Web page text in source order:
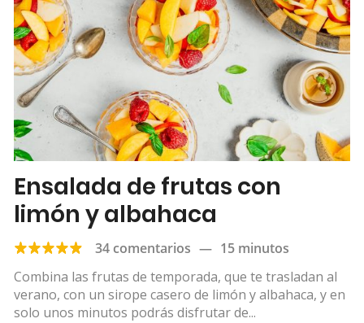
Ensalada de frutas con
limón y albahaca
34 comentarios — 15 minutos
Combina las frutas de temporada, que te trasladan al
verano, con un sirope casero de limón y albahaca, y en
solo unos minutos podrás disfrutar de...